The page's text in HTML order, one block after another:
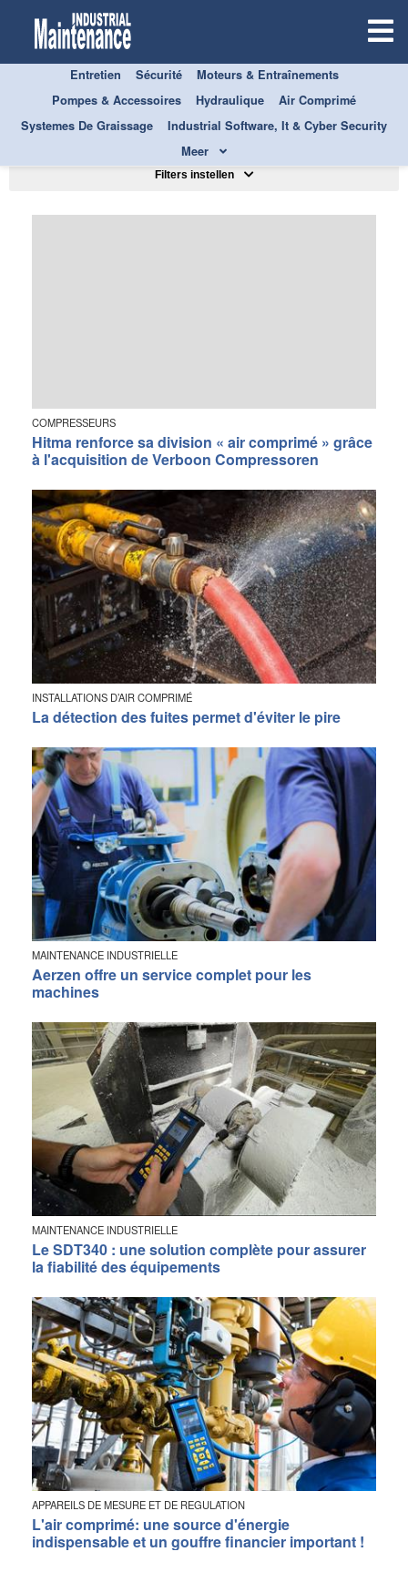
Entretien Sécurité
Moteurs & Entraînements
Pompes & Accessoires
Hydraulique
Air Comprimé
Systemes De Graissage
Industrial Software, It & Cyber Security
Meer
AIR COMPRIMÉ
Trier par
Filters instellen
COMPRESSEURS
Hitma renforce sa division « air comprimé » grâce
à l'acquisition de Verboon Compressoren
INSTALLATIONS D’AIR COMPRIMÉ
La détection des fuites permet d'éviter le pire
MAINTENANCE INDUSTRIELLE
Aerzen offre un service complet pour les
machines
MAINTENANCE INDUSTRIELLE
Le SDT340 : une solution complète pour assurer
la fiabilité des équipements
APPAREILS DE MESURE ET DE REGULATION
L'air comprimé: une source d'énergie
indispensable et un gouffre financier important !